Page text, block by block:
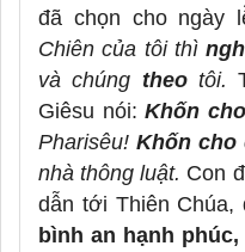
đã chọn cho ngày
Chiên của tôi thì
và chúng theotôi.
Giêsu nói: Khốn cho
Pharisêu! Khốn cho
nhà thông luật. Con
dẫn tới Thiên Chúa,
bình an hạnh phúc,